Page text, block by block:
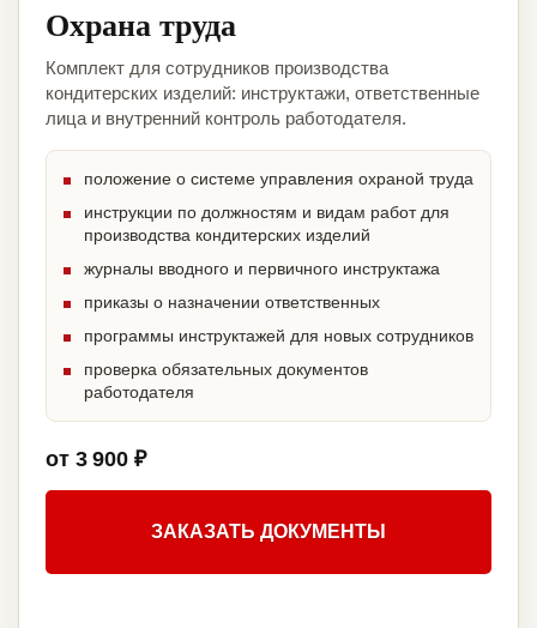
Охрана труда
Комплект для сотрудников производства
кондитерских изделий: инструктажи, ответственные
лица и внутренний контроль работодателя.
положение о системе управления охраной труда
инструкции по должностям и видам работ для
производства кондитерских изделий
журналы вводного и первичного инструктажа
приказы о назначении ответственных
программы инструктажей для новых сотрудников
проверка обязательных документов
работодателя
от 3 900 ₽
ЗАКАЗАТЬ ДОКУМЕНТЫ